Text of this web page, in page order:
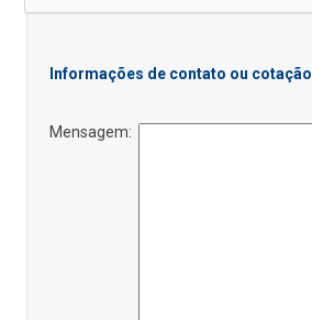
Informações de contato ou cotação
Mensagem: